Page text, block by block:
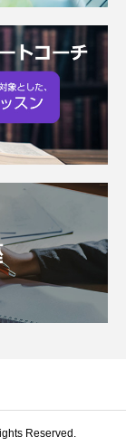
Reserved.